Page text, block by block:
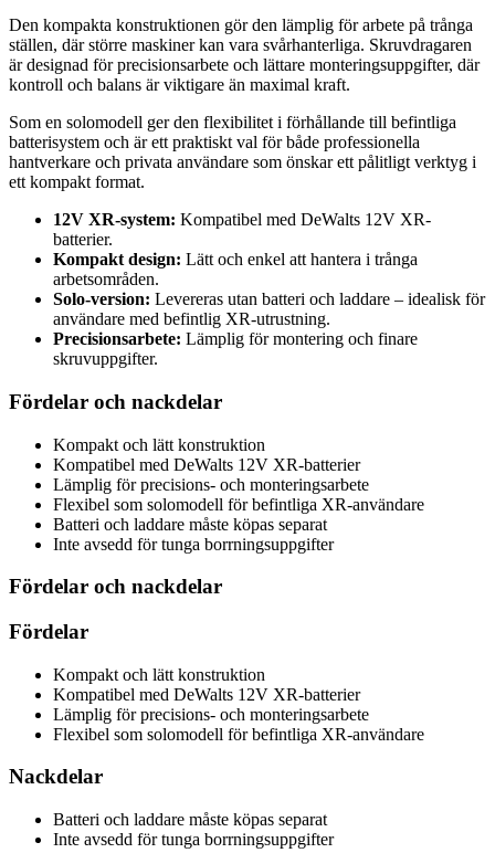
Den kompakta konstruktionen gör den lämplig för arbete på trånga
ställen, där större maskiner kan vara svårhanterliga. Skruvdragaren
är designad för precisionsarbete och lättare monteringsuppgifter, där
kontroll och balans är viktigare än maximal kraft.
Som en solomodell ger den flexibilitet i förhållande till befintliga
batterisystem och är ett praktiskt val för både professionella
hantverkare och privata användare som önskar ett pålitligt verktyg i
ett kompakt format.
12V XR-system: Kompatibel med DeWalts 12V XR-
batterier.
Kompakt design: Lätt och enkel att hantera i trånga
arbetsområden.
Solo-version: Levereras utan batteri och laddare – idealisk för
användare med befintlig XR-utrustning.
Precisionsarbete: Lämplig för montering och finare
skruvuppgifter.
Fördelar och nackdelar
Kompakt och lätt konstruktion
Kompatibel med DeWalts 12V XR-batterier
Lämplig för precisions- och monteringsarbete
Flexibel som solomodell för befintliga XR-användare
Batteri och laddare måste köpas separat
Inte avsedd för tunga borrningsuppgifter
Fördelar och nackdelar
Fördelar
Kompakt och lätt konstruktion
Kompatibel med DeWalts 12V XR-batterier
Lämplig för precisions- och monteringsarbete
Flexibel som solomodell för befintliga XR-användare
Nackdelar
Batteri och laddare måste köpas separat
Inte avsedd för tunga borrningsuppgifter